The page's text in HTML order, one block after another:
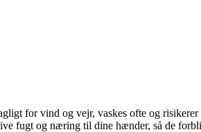
for vind og vejr, vaskes ofte og
fugt og næring til dine hænder, så de